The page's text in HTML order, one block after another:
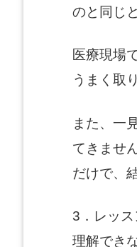
のと同じ
医療現場
うまく取
また、一
てきませ
だけで、
3．レッ
理解でき